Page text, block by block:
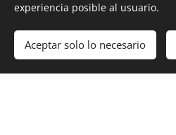
experiencia posible al usuario.
Aceptar solo lo necesario